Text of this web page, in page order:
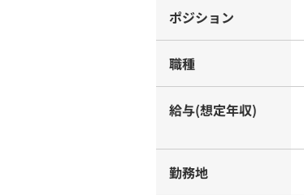
ポジション
職種
給与(想定年収)
勤務地